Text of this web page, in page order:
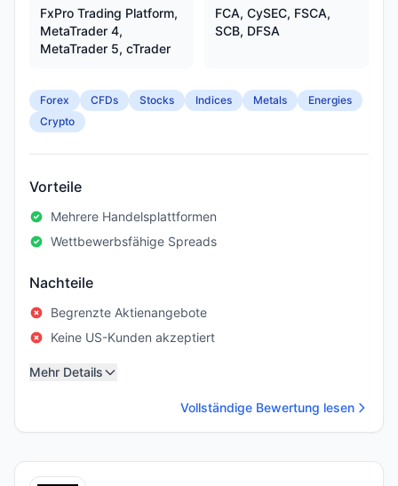
FxPro Trading Platform,
MetaTrader 4,
MetaTrader 5, cTrader
FCA, CySEC, FSCA,
SCB, DFSA
Forex CFDs Stocks Indices Metals
Energies
Crypto
Vorteile
Mehrere Handelsplattformen
Wettbewerbsfähige Spreads
Nachteile
Begrenzte Aktienangebote
Keine US-Kunden akzeptiert
Mehr Details
Vollständige Bewertung lesen